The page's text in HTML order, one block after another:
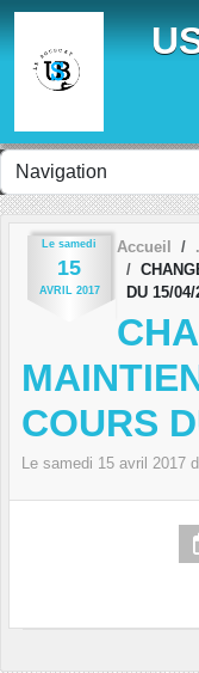
Le samedi
15
AVRIL 2017
Accueil
DU 15/04/
COURS
Le samedi 15 avril 2017
Panneau de gestion